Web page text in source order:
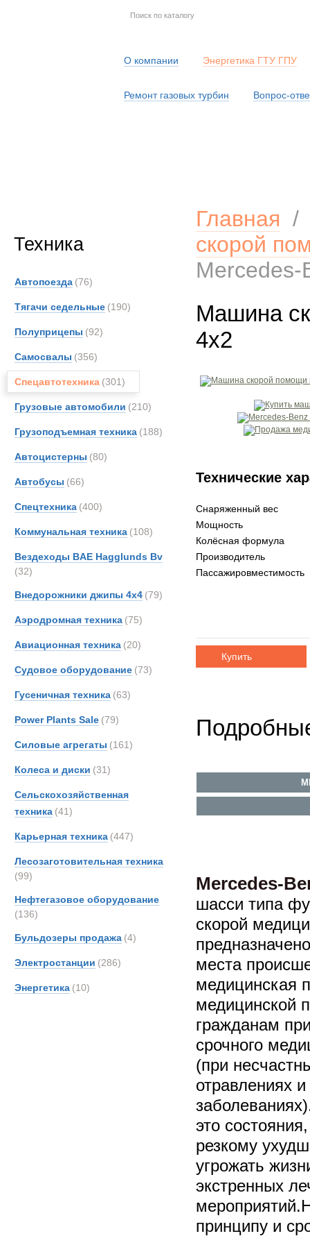
О компании Энергетика ГТУ ГПУ
Ремонт газовых турбин Вопрос-
Техника
Автопоезда (76)
Тягачи седельные (190)
Полуприцепы (92)
Самосвалы (356)
Спецавтотехника (301)
Грузовые автомобили (210)
Грузоподъемная техника (188)
Автоцистерны (80)
Автобусы (66)
Спецтехника (400)
Коммунальная техника (108)
Вездеходы BAE Hagglunds Bv
(32)
Внедорожники джипы 4х4 (79)
Аэродромная техника (75)
Авиационная техника (20)
Судовое оборудование (73)
Гусеничная техника (63)
Power Plants Sale (79)
Силовые агрегаты (161)
Колеса и диски (31)
Сельскохозяйственная
техника (41)
Карьерная техника (447)
Лесозаготовительная техника
(99)
Нефтегазовое оборудование
(136)
Бульдозеры продажа (4)
Электростанции (286)
Энергетика (10)
Главная
скорой
Mercedes-
Машина
4х2
Технические
Снаряженный вес
Мощность
Колёсная формула
Производитель
Пассажировместимость
Купить
Mercedes-
шасси типа
скорой
места
медицинской
гражданам
срочного
(при
отравлениях
это
резкому
угрожать
экстренных
принципу и